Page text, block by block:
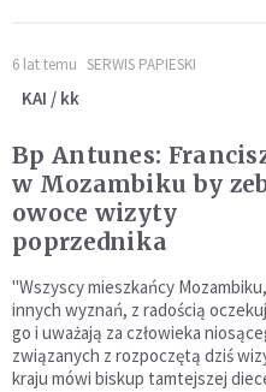
6 lat temu SERWIS PAPIESKI
KAI / kk
Bp Antunes:
w Mozambiku by
owoce wizyty
poprzednika
"Wszyscy mieszkańcy
innych wyznań, z radością
go i uważają za człowieka
związanych z rozpoczętą dziś
kraju mówi biskup tamtejszej